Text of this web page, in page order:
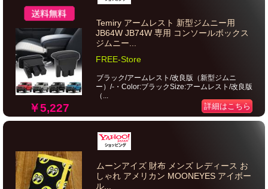
￥5,227
Temiry アームレスト 新型ジムニー用
JB64W JB74W 専用 コンソールボックス
ジムニー...
FREE-Store
ブラック/アームレスト/改良版（新型ジムニ
ー）/-・Color:ブラックSize:アームレスト/改良版
（...
詳細はこちら
ムーンアイズ 財布 メンズ レディース お
しゃれ アメリカン MOONEYES アイボー
ル...